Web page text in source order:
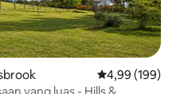
Nilai rata-rata
4,99 (199)